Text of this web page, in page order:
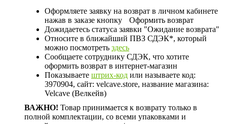
Оформляете заявку на возврат в личном кабинете
нажав в заказе кнопку
Оформить возврат
Дожидаетесь статуса заявки "Ожидание возврата"
Относите в ближайший ПВЗ СДЭК*, который
можно посмотреть здесь
Сообщаете сотруднику СДЭК, что хотите
оформить возврат в интернет-магазин
Показываете штрих-код или называете код:
3970904, сайт: velcave.store, название магазина:
Velcave (Велкейв)
ВАЖНО! Товар принимается к возврату только в
полной комплектации, со всеми упаковками и